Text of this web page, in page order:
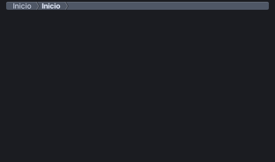
Inicio Inicio